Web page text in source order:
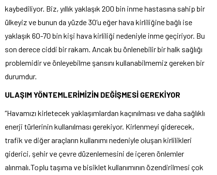
kaybediliyor. Biz, yıllık yaklaşık 200 bin inme hastasına sahip bir
ülkeyiz ve bunun da yüzde 30’u eğer hava kirliliğine bağlı ise
yaklaşık 60-70 bin kişi hava kirliliği nedeniyle inme geçiriyor. Bu
son derece ciddi bir rakam. Ancak bu önlenebilir bir halk sağlığı
problemidir ve önleyebilme şansını kullanabilmemiz gereken bir
durumdur.
ULAŞIM YÖNTEMLERİMİZİN DEĞİŞMESİ GEREKİYOR
“Havamızı kirletecek yaklaşımlardan kaçınılması ve daha sağlıklı
enerji türlerinin kullanılması gerekiyor. Kirlenmeyi giderecek,
trafik ve diğer araçların kullanımı nedeniyle oluşan kirlilikleri
giderici, şehir ve çevre düzenlemesini de içeren önlemler
alınmalı.Toplu taşıma ve bisiklet kullanımının özendirilmesi çok